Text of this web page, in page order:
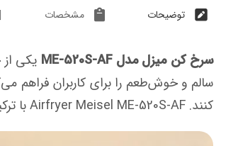
توضیحات مشخصات
سرخ کن میزل مدل ME-520S-AF
یکی
سالم و خوش‌طعم را برای کاربران فراهم
کنند. Airfryer Meisel ME‑520S‑AF با ترکیبی از قدرت، زیبایی و کارایی، در رده رقابتی سرخ‌کن‌های مدرن قرار گرفته است.